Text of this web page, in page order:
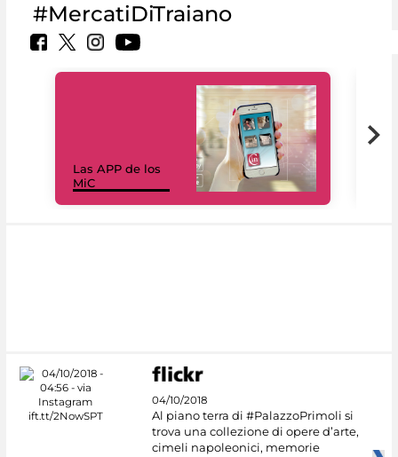
#MercatiDiTraiano
Las APP de los
MiC
04/10/2018
Al piano terra di #PalazzoPrimoli si
trova una collezione di opere d’arte,
cimeli napoleonici, memorie